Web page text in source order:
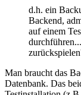
d.h. ein
Backend,
auf einem
Man braucht das
Datenbank. Das